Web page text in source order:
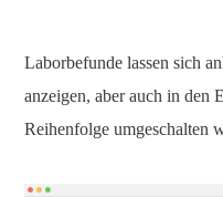
Laborbefunde lassen sich
anzeigen, aber auch in den
Reihenfolge umgeschalten